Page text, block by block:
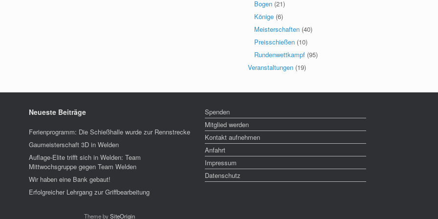
Bogen (21)
Könige (6)
Meisterschaften (40)
Preisschießen (10)
Rundenwettkampf (95)
Veranstaltungen (19)
Neueste Beiträge
Ferienprogramm: Die Schießhalle wurde zur Rennstrecke
Gaumeisterschaft 3D in Welden
Auflage-Elite trifft sich in Welden: Team
Mittwochsgruppe gegen Team Welden
Wir haben eine Bank gebaut!
Erfolgreicher Lehrgang zur Griffbearbeitung
Spenden
Mitglied werden
Kontakt aufnehmen
Anfahrt
Impressum
Datenschutz
Theme bySiteOrigin